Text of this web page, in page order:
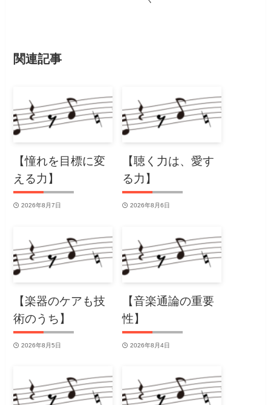
関連記事
【憧れを目標に変
える力】
2026年8月7日
【聴く力は、愛す
る力】
2026年8月6日
【楽器のケアも技
術のうち】
2026年8月5日
【音楽通論の重要
性】
2026年8月4日